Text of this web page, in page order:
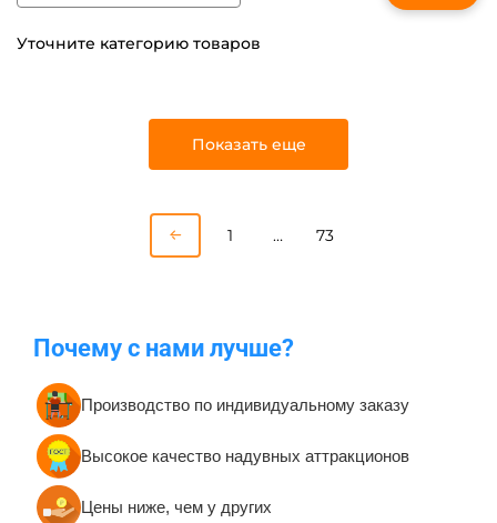
Уточните категорию товаров
Показать еще
1 … 73
Почему с нами лучше?
Производство по индивидуальному заказу
Высокое качество надувных аттракционов
Цены ниже, чем у других